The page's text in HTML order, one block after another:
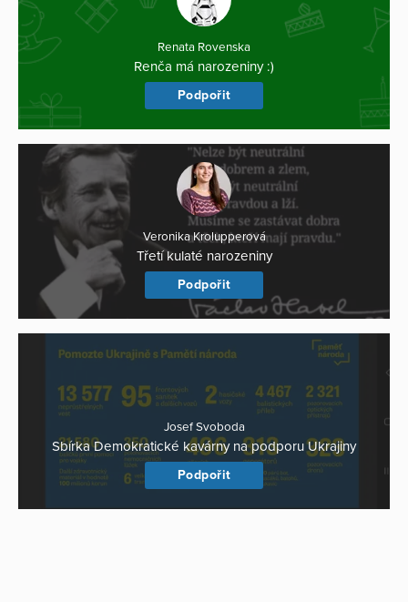
Renata Rovenska
Renča má narozeniny :)
Podpořit
Veronika Krolupperová
Třetí kulaté narozeniny
Podpořit
Josef Svoboda
Sbírka Demokratické kavárny na podporu Ukrajiny
Podpořit